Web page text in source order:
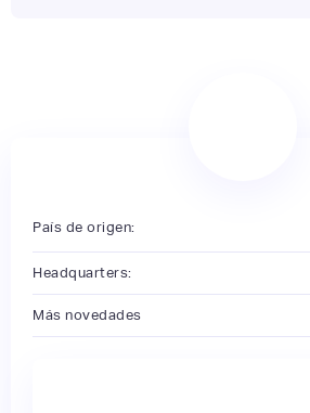
País de origen:
Headquarters:
Más novedades